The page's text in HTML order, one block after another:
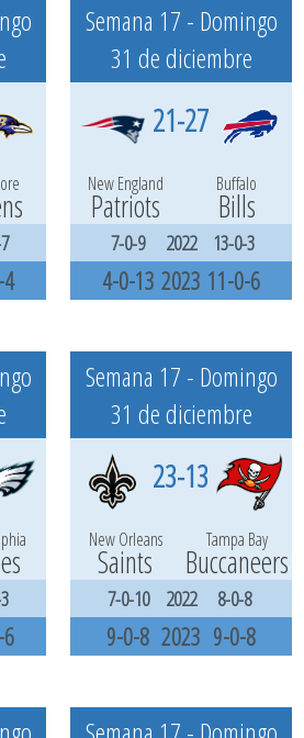
Semana 17 - Domingo
31 de diciembre
21-27
New England Buffalo
Patriots Bills
7-0-9 2022 13-0-3
4-0-13 2023 11-0-6
Semana 17 - Domingo
31 de diciembre
23-13
New Orleans Tampa Bay
Saints Buccaneers
7-0-10 2022 8-0-8
9-0-8 2023 9-0-8